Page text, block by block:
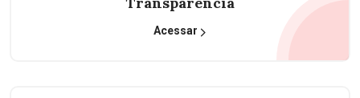
Acessar